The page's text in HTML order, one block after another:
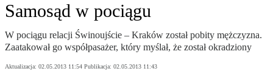
Samosąd w pociągu
W pociągu relacji Świnoujście – Kraków został pobity mężczyzna.
Zaatakował go współpasażer, który myślał, że został okradziony
Aktualizacja: 02.05.2013 11:54 Publikacja: 02.05.2013 11:43